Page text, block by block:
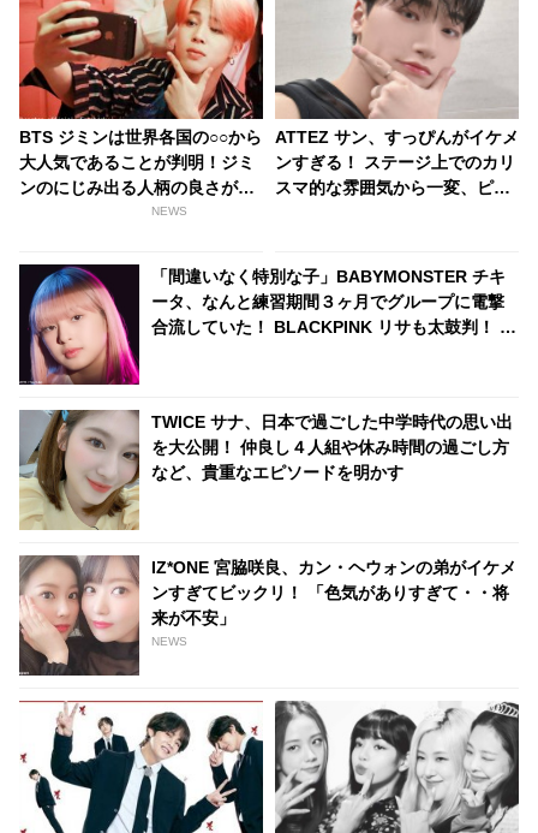
BTS ジミンは世界各国の○○から
大人気であることが判明！ジミ
ンのにじみ出る人柄の良さが証
NEWS
ATTEZ サン、すっぴんがイケメ
ンすぎる！ ステージ上でのカリ
スマ的な雰囲気から一変、ピュ
「間違いなく特別な子」BABYMONSTER チキ
ータ、なんと練習期間３ヶ月でグループに電撃
合流していた！ BLACKPINK リサも太鼓判！ 圧
TWICE サナ、日本で過ごした中学時代の思い出
を大公開！ 仲良し４人組や休み時間の過ごし方
など、貴重なエピソードを明かす
IZ*ONE 宮脇咲良、カン・ヘウォンの弟がイケメ
ンすぎてビックリ！ 「色気がありすぎて・・将
来が不安」
NEWS